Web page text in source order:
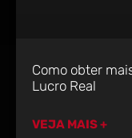
Como obter
Lucro Real
VEJA MAIS +